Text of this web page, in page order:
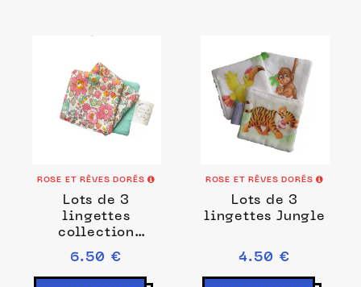
ROSE ET RÊVES DORÉS
Lots de 3
lingettes
collection
Berlingot
6.50 €
ROSE ET RÊVES DORÉS
Lots de 3
lingettes Jungle
4.50 €